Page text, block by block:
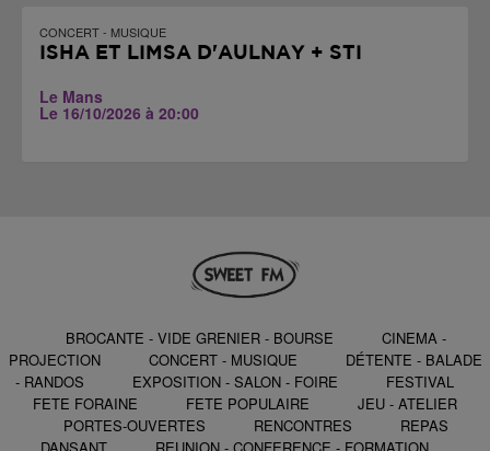
CONCERT - MUSIQUE
ISHA ET LIMSA D'AULNAY + STI
Le Mans
Le 16/10/2026 à 20:00
BROCANTE - VIDE GRENIER - BOURSE
CINEMA -
PROJECTION
CONCERT - MUSIQUE
DÉTENTE - BALADE
- RANDOS
EXPOSITION - SALON - FOIRE
FESTIVAL
FETE FORAINE
FETE POPULAIRE
JEU - ATELIER
PORTES-OUVERTES
RENCONTRES
REPAS